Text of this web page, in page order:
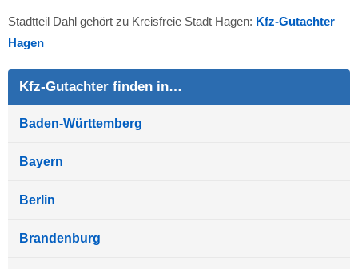
Stadtteil Dahl gehört zu Kreisfreie Stadt Hagen: Kfz-Gutachter
Hagen
Kfz-Gutachter finden in…
Baden-Württemberg
Bayern
Berlin
Brandenburg